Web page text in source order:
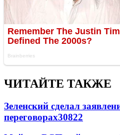
ЧИТАЙТЕ ТАКЖЕ
Зеленский сделал
переговорах30822